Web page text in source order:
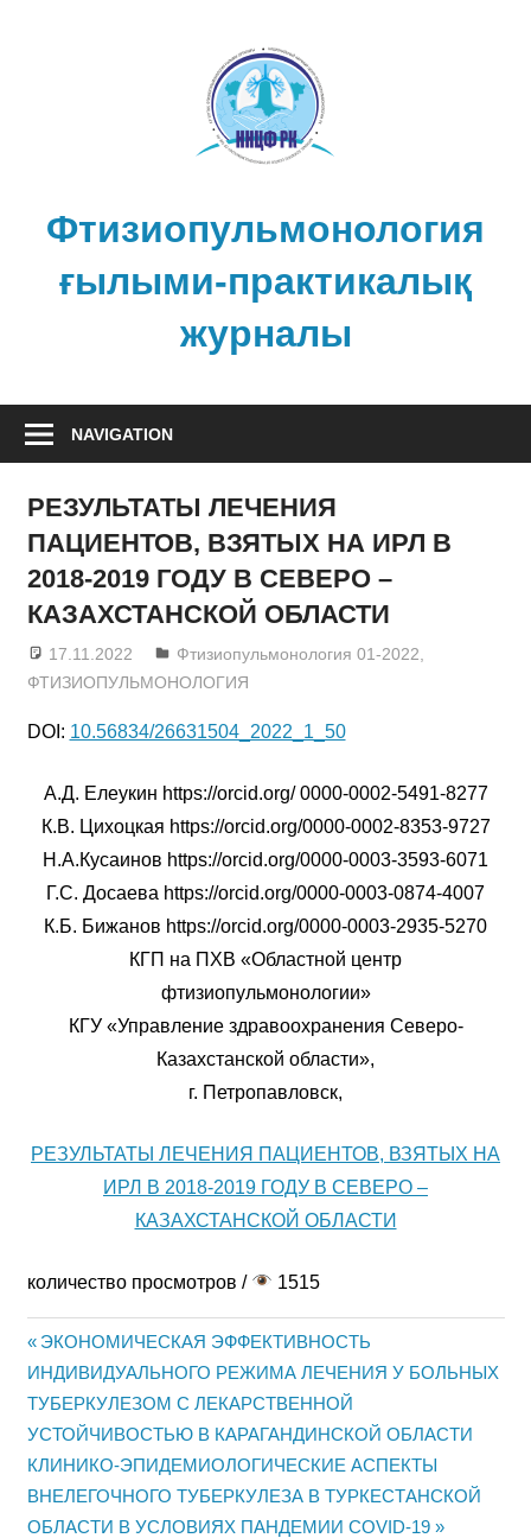
Фтизиопульмонология
ғылыми-практикалық
журналы
NAVIGATION
РЕЗУЛЬТАТЫ ЛЕЧЕНИЯ
ПАЦИЕНТОВ, ВЗЯТЫХ НА ИРЛ В
2018-2019 ГОДУ В СЕВЕРО –
КАЗАХСТАНСКОЙ ОБЛАСТИ
17.11.2022 admin
Фтизиопульмонология 01-2022
ФТИЗИОПУЛЬМОНОЛОГИЯ
DOI: 10.56834/26631504_2022_1_50
А.Д. Елеукин https://orcid.org/ 0000-0002-5491-8277
К.В. Цихоцкая https://orcid.org/0000-0002-8353-9727
Н.А.Кусаинов https://orcid.org/0000-0003-3593-6071
Г.С. Досаева https://orcid.org/0000-0003-0874-4007
К.Б. Бижанов https://orcid.org/0000-0003-2935-5270
КГП на ПХВ «Областной центр
фтизиопульмонологии»
КГУ «Управление здравоохранения Северо-
Казахстанской области»,
г. Петропавловск,
РЕЗУЛЬТАТЫ ЛЕЧЕНИЯ ПАЦИЕНТОВ, ВЗЯТЫХ НА
ИРЛ В 2018-2019 ГОДУ В СЕВЕРО –
КАЗАХСТАНСКОЙ ОБЛАСТИ
количество просмотров / 1515
Жазба
навигациясы
Previous
Post:
ЭКОНОМИЧЕСКАЯ ЭФФЕКТИВНОСТЬ
ИНДИВИДУАЛЬНОГО РЕЖИМА ЛЕЧЕНИЯ У БОЛЬНЫХ
ТУБЕРКУЛЕЗОМ С ЛЕКАРСТВЕННОЙ
УСТОЙЧИВОСТЬЮ В КАРАГАНДИНСКОЙ ОБЛАСТИ
Next
Post:
КЛИНИКО-ЭПИДЕМИОЛОГИЧЕСКИЕ АСПЕКТЫ
ВНЕЛЕГОЧНОГО ТУБЕРКУЛЕЗА В ТУРКЕСТАНСКОЙ
ОБЛАСТИ В УСЛОВИЯХ ПАНДЕМИИ COVID-19